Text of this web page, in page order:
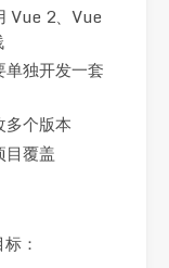
Vue 2、Vue
独开发一套
个版本
目覆盖
：